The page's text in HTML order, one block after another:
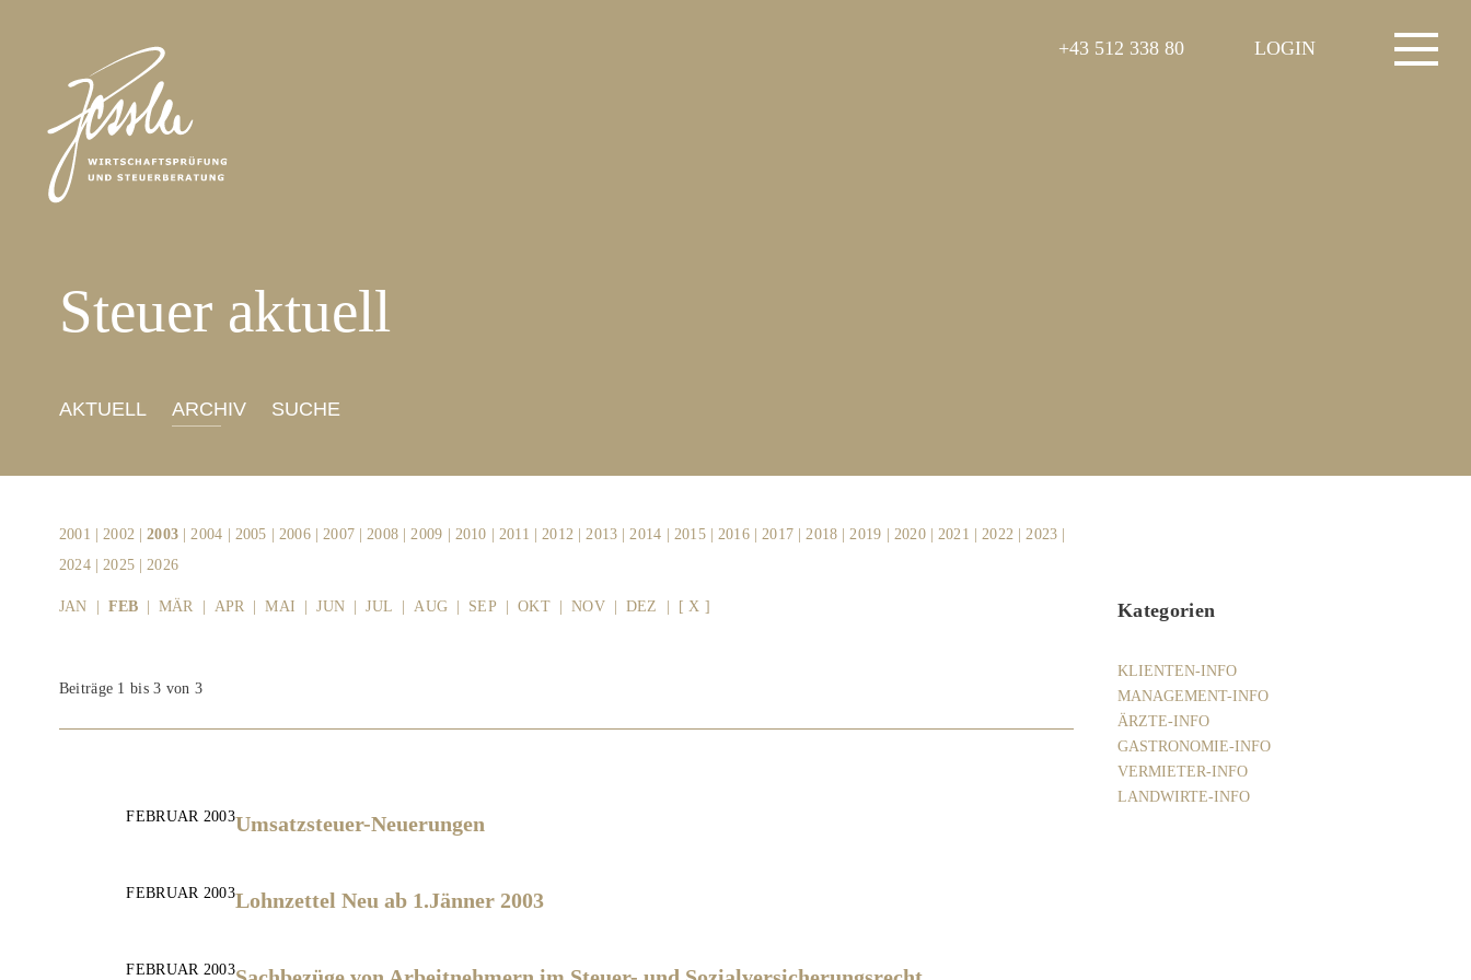
+43 512 338 80 LOGIN
Steuer aktuell
AKTUELL ARCHIV SUCHE
2001 2002 |2003 |2004 2005 2006| 2007 |2008 |2009 2010 2011 2012 |2013 |2014 2015| 2016 |2017 |2018 |2019 2020| 2021 |2022 |2023
2024| 2025 |2026
JAN FEB| MÄR APR |MAI |JUN |JUL |AUG SEP |OKT| NOV| DEZ [ X ]
Beiträge 1 bis 3 von 3
FEBRUAR 2003Umsatzsteuer-Neuerungen
FEBRUAR 2003Lohnzettel Neu ab 1.Jänner 2003
FEBRUAR 2003
Kategorien
KLIENTEN-INFO
MANAGEMENT-INFO
ÄRZTE-INFO
GASTRONOMIE-INFO
VERMIETER-INFO
LANDWIRTE-INFO